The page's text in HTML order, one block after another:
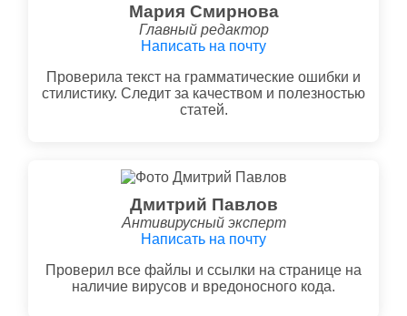
Мария Смирнова
Главный редактор
Написать на почту
Проверила текст на грамматические ошибки и
стилистику. Следит за качеством и полезностью
статей.
Дмитрий Павлов
Антивирусный эксперт
Написать на почту
Проверил все файлы и ссылки на странице на
наличие вирусов и вредоносного кода.